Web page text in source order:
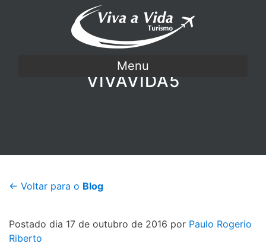
Menu
VIVAVIDA5
← Voltar para o Blog
Postado dia 17 de outubro de 2016 por Paulo Rogerio
Riberto